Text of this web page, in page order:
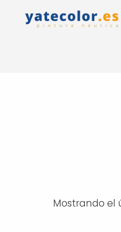
Mostrando el